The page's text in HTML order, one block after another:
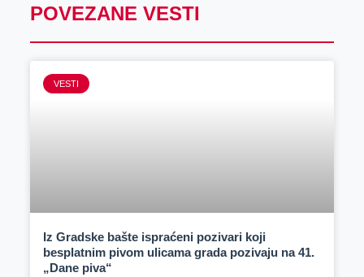
POVEZANE VESTI
VESTI
Iz Gradske bašte ispraćeni pozivari koji
besplatnim pivom ulicama grada pozivaju na 41.
„Dane piva“